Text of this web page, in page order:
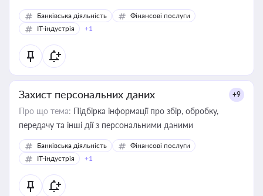
Банківська діяльність
Фінансові послуги
IT-індустрія
+1
Захист персональних даних +9
Про що тема: Підбірка інформації про збір, обробку,
передачу та інші дії з персональними даними
Банківська діяльність
Фінансові послуги
IT-індустрія
+1